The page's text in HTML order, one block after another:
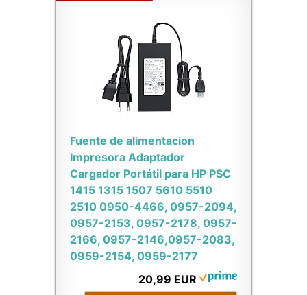
Fuente de alimentacion
Impresora Adaptador
Cargador Portátil para HP PSC
1415 1315 1507 5610 5510
2510 0950-4466, 0957-2094,
0957-2153, 0957-2178, 0957-
2166, 0957-2146,0957-2083,
0959-2154, 0959-2177
20,99 EUR